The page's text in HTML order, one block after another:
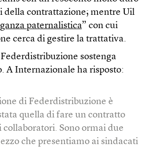
della contrattazione; mentre Uil
paternalistica” con cui
cerca di gestire la trattativa.
sostenga
A Internazionale ha risposto:
di Federdistribuzione è
quella di fare un contratto
collaboratori. Sono ormai due
che presentiamo ai sindacati